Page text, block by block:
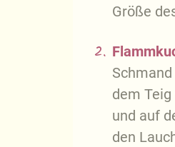
Größe
2.
dem
und auf
den